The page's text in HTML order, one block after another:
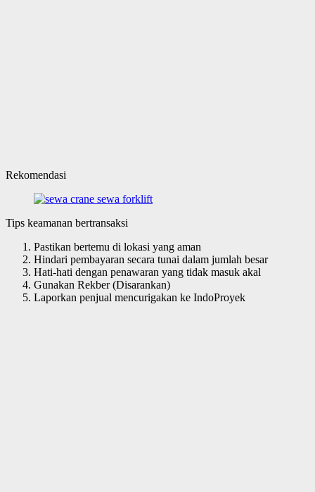
Rekomendasi
Tips keamanan bertransaksi
Pastikan bertemu di lokasi yang aman
Hindari pembayaran secara tunai dalam jumlah besar
Hati-hati dengan penawaran yang tidak masuk akal
Gunakan Rekber (Disarankan)
Laporkan penjual mencurigakan ke IndoProyek